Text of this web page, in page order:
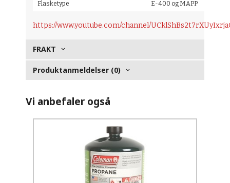
Flasketype E-400 og MAPP
https://www.youtube.com/channel/
FRAKT
Produktanmeldelser (0)
Vi anbefaler også